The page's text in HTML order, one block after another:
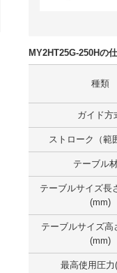
MY2HT25G-250Hの
種類
ガイド方
ストローク（範
テーブル
テーブルサイズ長
(mm)
テーブルサイズ高
(mm)
最高使用圧力